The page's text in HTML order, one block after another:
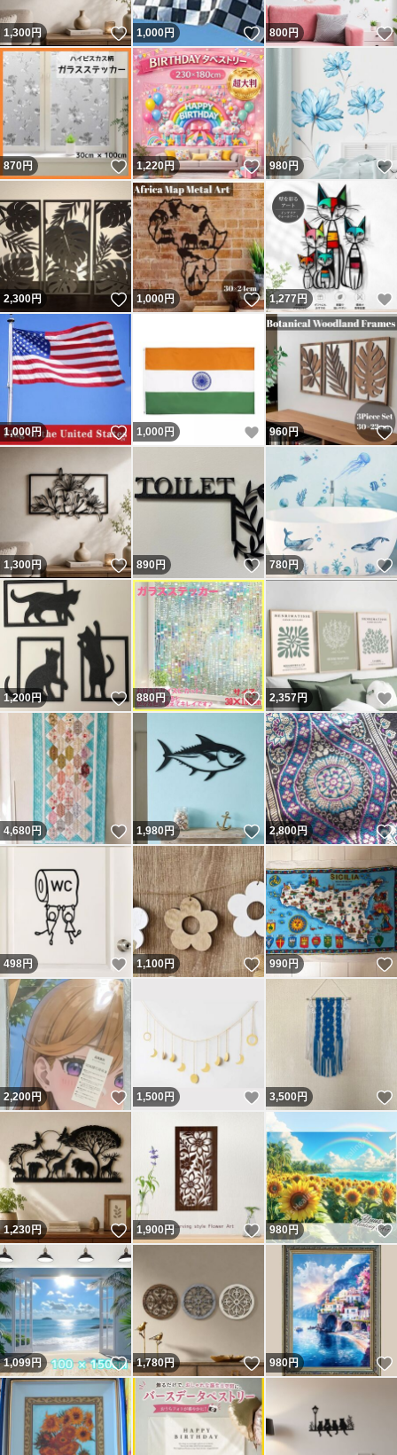
1,300円 いいね！
1,000円 いいね！
800円
870円 いいね！
1,220円 いいね！
980円
2,300円 いいね！
1,000円 いいね！
1,277円
1,000円 いいね！
1,000 円 いいね！
960円
1,300円 いいね！
890円 いいね！
780円
1,200円 いいね！
880円 いいね！
2,357円
4,680円 いいね！
1,980円 いいね！
2,800円
498円 いいね！
1,100円 いいね！
990円
2,200円 いいね！
1,500 円 いいね！
3,500円
1,230円 いいね！
1,900円 いいね！
980円
1,099円 いいね！
1,780円 いいね！
980円